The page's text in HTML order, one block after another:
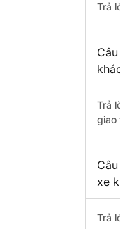
Trả
Trả
giao
xe
Trả